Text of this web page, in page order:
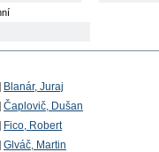
Blanár, Juraj
Čaplovič, Dušan
Fico, Robert
Glváč, Martin